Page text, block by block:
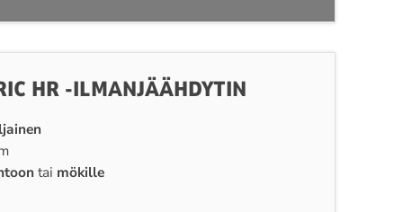
HR -ILMANJÄÄHDYTIN
tai mökille